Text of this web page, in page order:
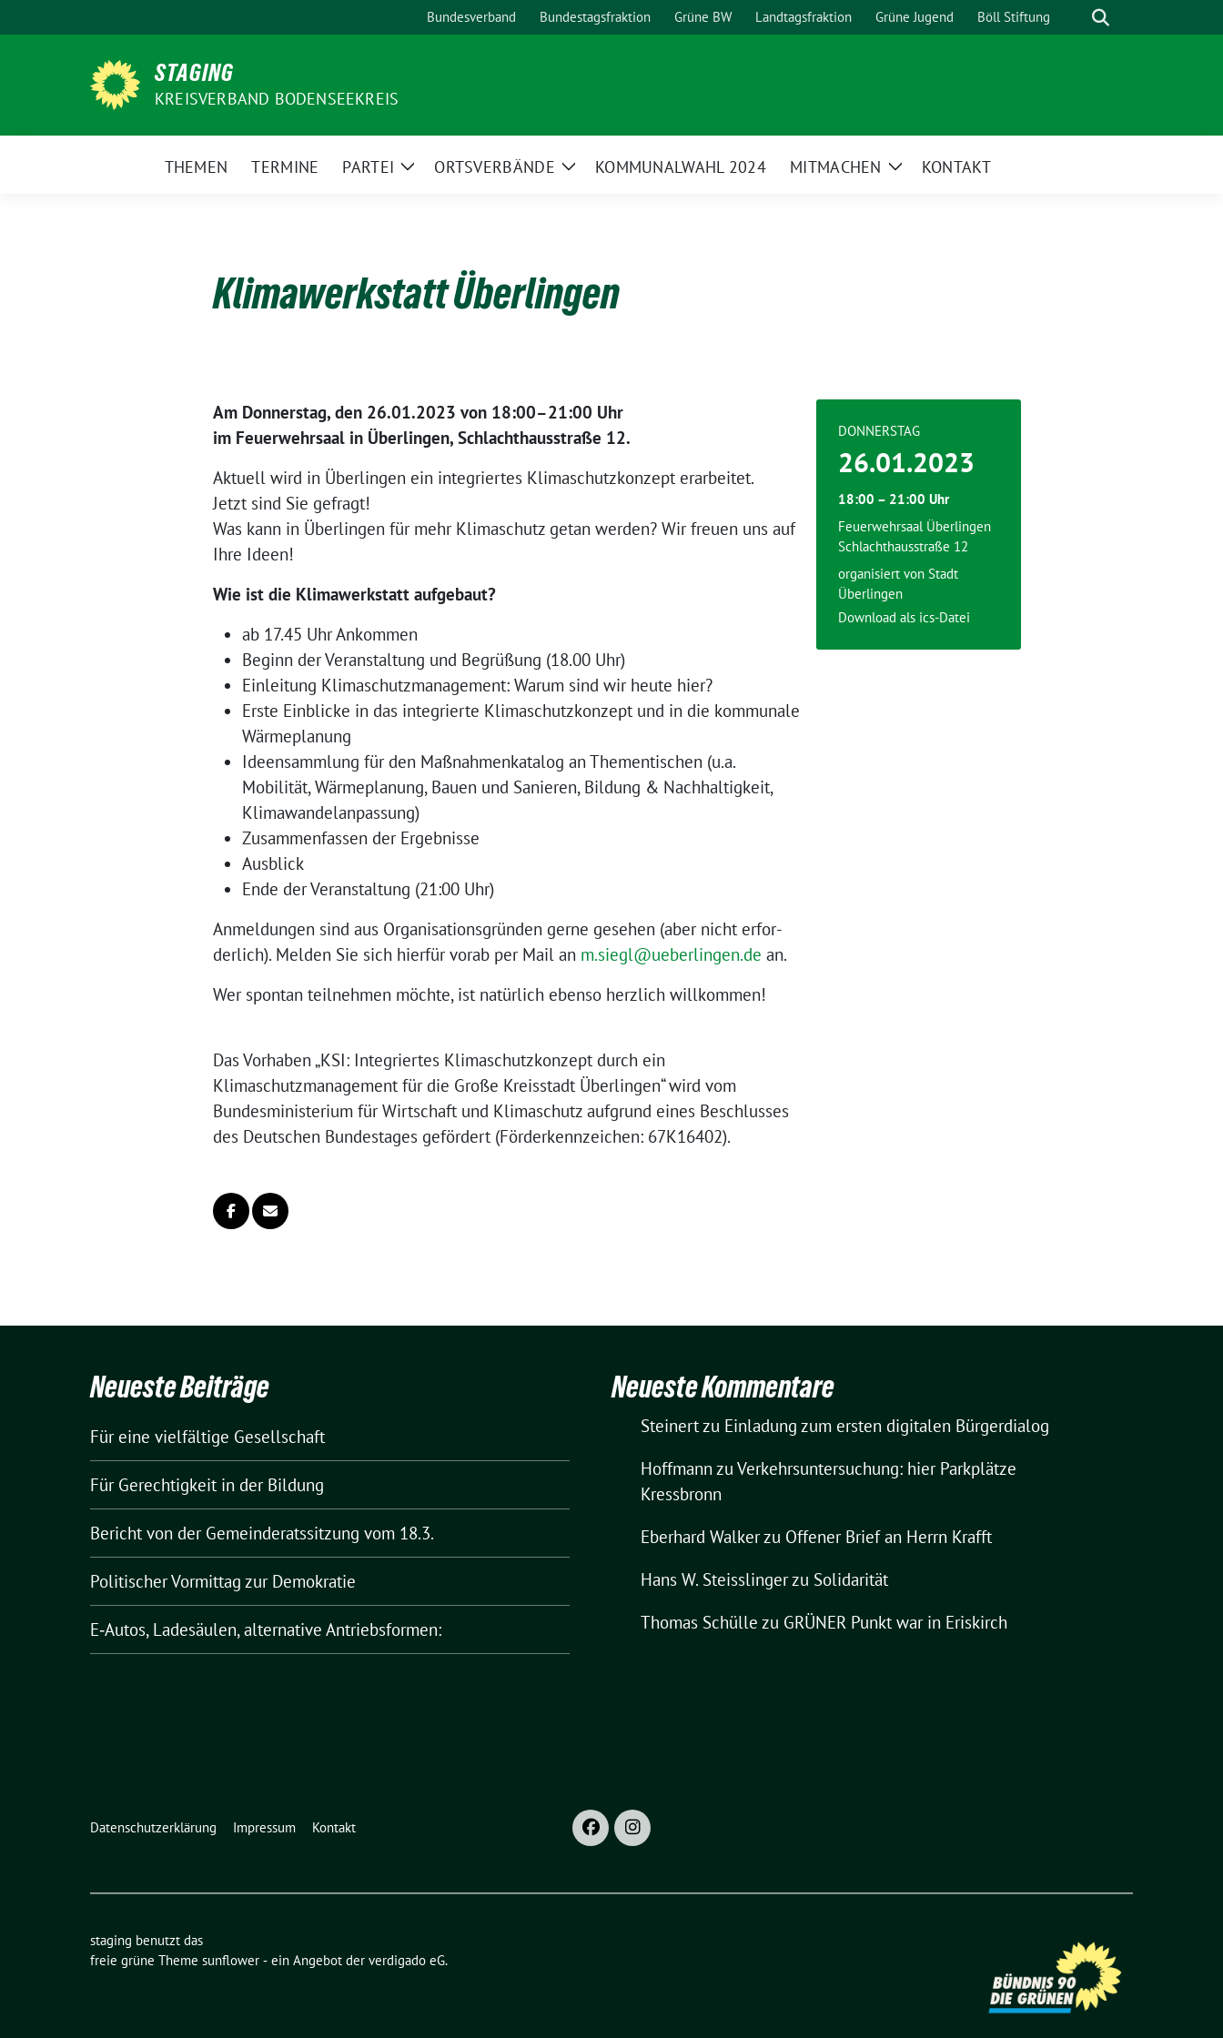
zum
Bundesverband Bundestagsfraktion Grüne BW Landtagsfraktion Grüne Jugend Böll Stiftung Suche
STAGING
KREISVERBAND BODENSEEKREIS
THEMEN TERMINE PARTEI
ZeigeORTSVERBÄNDE
ZeigeKOMMUNALWAHL 2024 MITMACHEN
ZeigeKONTAKT
Klimawerkstatt Überlingen
Am Donnerstag, den 26.01.2023 von 18:00–21:00 Uhr
im Feuerwehrsaal in Überlingen, Schlachthausstraße 12.
Aktuell wird in Überlingen ein inte­grier­tes Klimaschutzkonzept erar­bei­tet.
Jetzt sind Sie gefragt!
Was kann in Überlingen für mehr Klimaschutz getan wer­den? Wir freu­en uns auf
Ihre Ideen!
Wie ist die Klimawerkstatt aufgebaut?
ab 17.45 Uhr Ankommen
Beginn der Veranstaltung und Begrüßung (18.00 Uhr)
Einleitung Klimaschutzmanagement: Warum sind wir heu­te hier?
Erste Einblicke in das inte­grier­te Klimaschutzkonzept und in die kom­mu­na­le
Wärmeplanung
Ideensammlung für den Maßnahmenkatalog an Thementischen (u.a.
Mobilität, Wärmeplanung, Bauen und Sanieren, Bildung & Nachhaltigkeit,
Klimawandelanpassung)
Zusammenfassen der Ergebnisse
Ausblick
Ende der Veranstaltung (21:00 Uhr)
Anmeldungen sind aus Organisationsgründen ger­ne gese­hen (aber nicht erfor­
der­lich). Melden Sie sich hier­für vor­ab per Mail an m.siegl@ueberlingen.de an.
Wer spon­tan teil­neh­men möch­te, ist natür­lich eben­so herz­lich willkommen!
Das Vorhaben „KSI: Integriertes Klimaschutzkonzept durch ein
Klimaschutzmanagement für die Große Kreisstadt Überlingen“ wird vom
Bundesministerium für Wirtschaft und Klimaschutz auf­grund eines Beschlusses
des Deutschen Bundestages geför­dert (Förderkennzeichen: 67K16402).
DONNERSTAG
26.01.2023
18:00 – 21:00 Uhr
Feuerwehrsaal Überlingen
Schlachthausstraße 12
organisiert von Stadt
Überlingen
Download als ics-Datei
Neueste Beiträge
Für eine vielfältige Gesellschaft
Für Gerechtigkeit in der Bildung
Bericht von der Gemeinderatssitzung vom 18.3.
Politischer Vormittag zur Demokratie
E‑Autos, Ladesäulen, alternative Antriebsformen:
Neueste Kommentare
Steinertzu Einladung zum ersten digitalen Bürgerdialog
Hoffmann zu Verkehrsuntersuchung: hier Parkplätze
Kressbronn
Eberhard Walkerzu Offener Brief an Herrn Krafft
Hans W. Steisslingerzu Solidarität
Thomas Schülle zu GRÜNER Punkt war in Eriskirch
Datenschutzerklärung Impressum Kontakt
staging benutzt das
freie grüne Theme sunflower ‐ ein Angebot der verdigado eG.